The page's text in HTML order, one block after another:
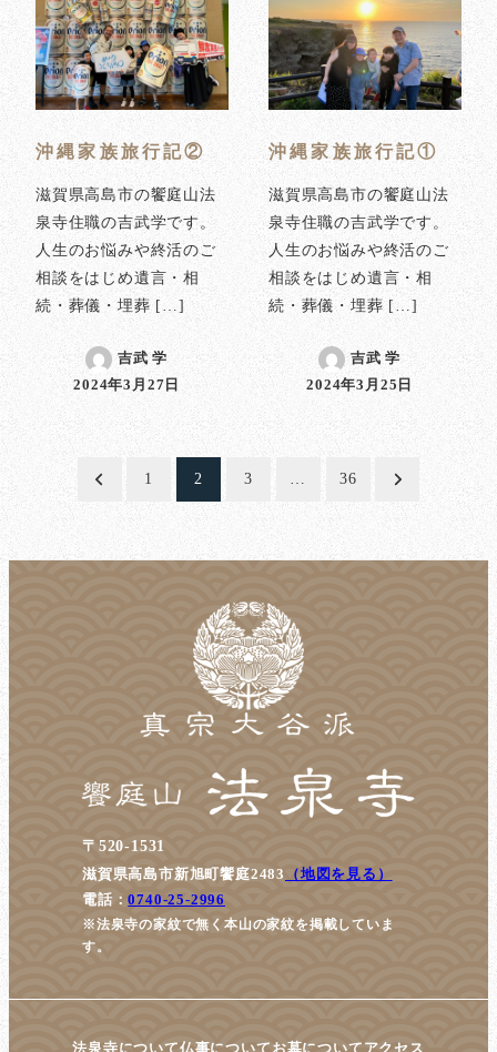
沖縄家族旅行記②
滋賀県高島市の饗庭山法
泉寺住職の吉武学です。
人生のお悩みや終活のご
相談をはじめ遺言・相
続・葬儀・埋葬 […]
吉武 学
投稿日
2024年3月27日
沖縄家族旅行記①
滋賀県高島市の饗庭山法
泉寺住職の吉武学です。
人生のお悩みや終活のご
相談をはじめ遺言・相
続・葬儀・埋葬 […]
吉武 学
投稿日
2024年3月25日
稿
の
1 2 3 … 36
〒520-1531
滋賀県高島市新旭町饗庭2483
（地図を見る）
電話：0740-25-2996
※法泉寺の家紋で無く本山の家紋を掲載していま
す。